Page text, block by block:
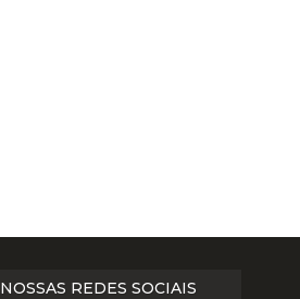
NOSSAS REDES SOCIAIS